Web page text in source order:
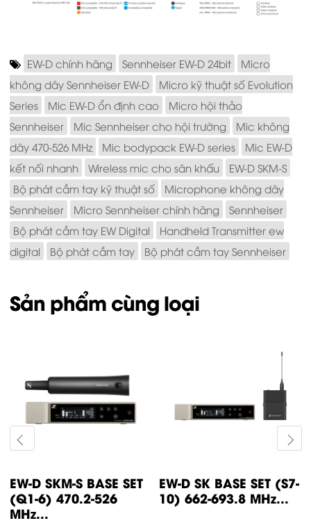
EW-D chính hãng Sennheiser EW-D 24bit
Micro
không dây Sennheiser EW-D
Micro kỹ thuật số Evolution
Series
Mic EW-D ổn định cao
Micro hội thảo
Sennheiser
Mic Sennheiser cho hội trường
Mic không
dây 470-526 MHz
Mic bodypack EW-D series
Mic EW-D
kết nối nhanh
Wireless mic cho sân khấu
EW-D SKM-S
Bộ phát cầm tay kỹ thuật số
Microphone không dây
Sennheiser
Micro Sennheiser chính hãng
Sennheiser
Bộ phát cầm tay EW Digital
Handheld Transmitter ew
digital
Bộ phát cầm tay Bộ phát cầm tay Sennheiser
Sản phẩm cùng loại
EW-D SKM-S BASE SET
(Q1-6) 470.2-526
MHz...
EW-D SK BASE SET (S7-
10) 662-693.8 MHz...